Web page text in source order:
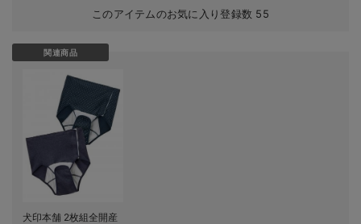
このアイテムのお気に入り登録数 55
関連商品
犬印本舗 2枚組全開産